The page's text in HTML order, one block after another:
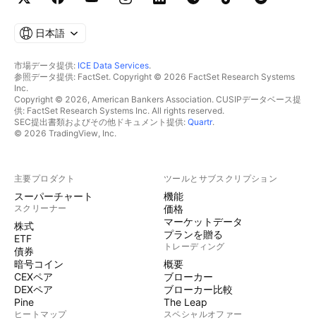
日本語
市場データ提供: ICE Data Services.
参照データ提供: FactSet. Copyright © 2026 FactSet Research Systems
Inc.
Copyright © 2026, American Bankers Association. CUSIPデータベース提
供: FactSet Research Systems Inc. All rights reserved.
SEC提出書類およびその他ドキュメント提供: Quartr.
© 2026 TradingView, Inc.
主要プロダクト
スーパーチャート
スクリーナー
株式
ETF
債券
暗号コイン
CEXペア
DEXペア
Pine
ヒートマップ
ツールとサブスクリプション
機能
価格
マーケットデータ
プランを贈る
トレーディング
概要
ブローカー
ブローカー比較
The Leap
スペシャルオファー